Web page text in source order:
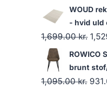
WOUD
- hvid uld
1,699.00kr.
ROWICO
brunt
1,095.00kr.